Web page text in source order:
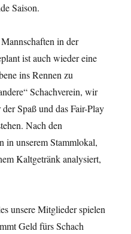
Saison.
in der
ist auch wieder eine
ins Rennen zu
Schachverein, wir
Spaß und das Fair-Play
Nach den
in unserem Stammlokal,
Kaltgetränk analysiert,
unsere Mitglieder spielen
Geld fürs Schach